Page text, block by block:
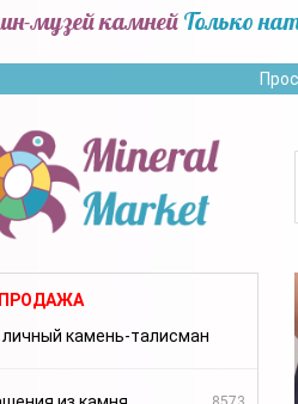
музей камней Только
камень-талисман